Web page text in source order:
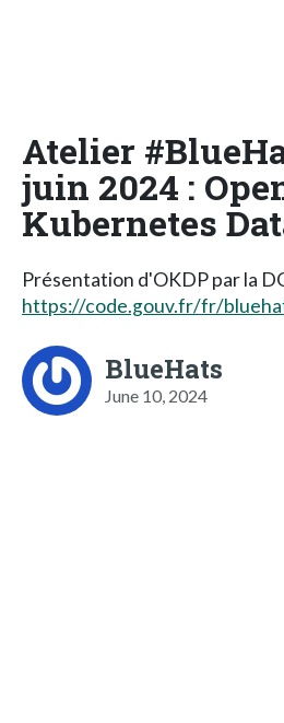
Atelier
juin 2024 :
Kubernetes
Présentation d'OKDP par la
https://code.gouv.fr/fr/
BlueHats
June 10, 2024